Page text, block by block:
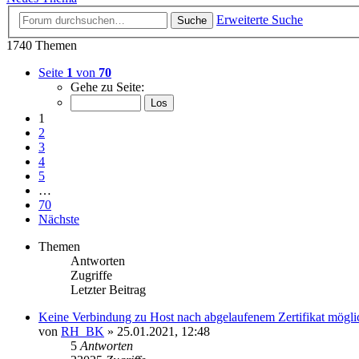
Suche
Erweiterte Suche
1740 Themen
Seite 1 von 70
Gehe zu Seite:
1
2
3
4
5
…
70
Nächste
Themen
Antworten
Zugriffe
Letzter Beitrag
Keine Verbindung zu Host nach abgelaufenem Zertifikat
von RH_BK » 25.01.2021, 12:48
5 Antworten